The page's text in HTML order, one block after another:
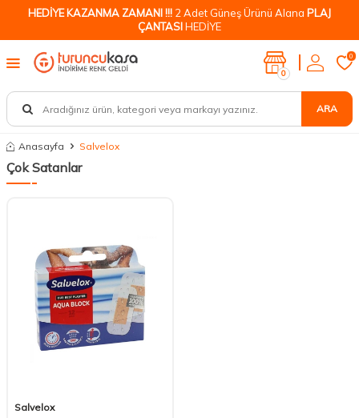
HEDİYE KAZANMA ZAMANI !!! 2 Adet Güneş Ürünü Alana PLAJ
ÇANTASIHEDİYE
ARA
0
0
Anasayfa Salvelox
Çok Satanlar
Salvelox